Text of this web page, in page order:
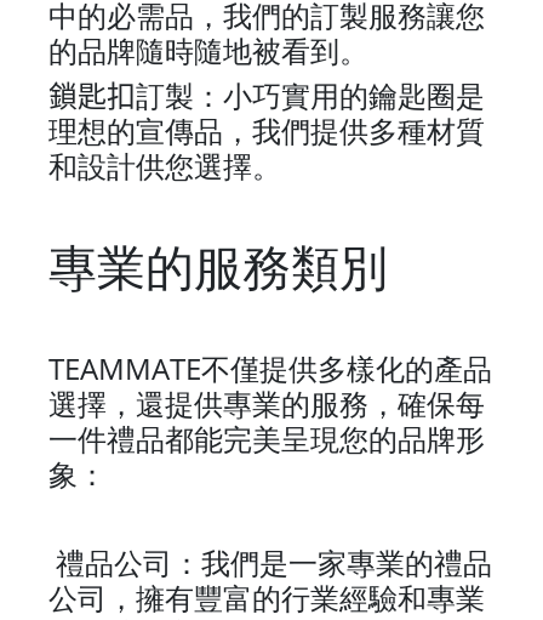
中的必需品，我們的訂製服務讓您
的品牌隨時隨地被看到。
鎖匙扣訂製：小巧實用的鑰匙圈是
理想的宣傳品，我們提供多種材質
和設計供您選擇。
專業的服務類別
TEAMMATE不僅提供多樣化的產品
選擇，還提供專業的服務，確保每
一件禮品都能完美呈現您的品牌形
象：
禮品公司：我們是一家專業的禮品
公司，擁有豐富的行業經驗和專業